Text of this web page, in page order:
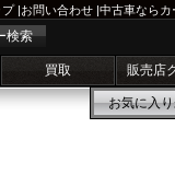
プ|お問い合わせ |中古車ならカ
検索
買取 販売店
お気に入り